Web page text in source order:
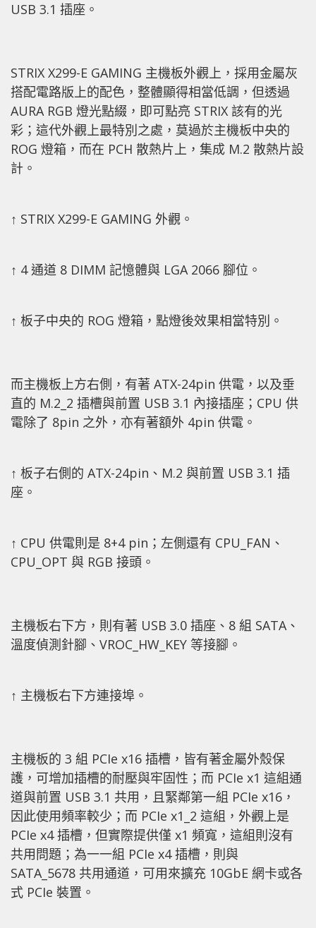
USB 3.1 插座。
STRIX X299-E GAMING 主機板外觀上，採用金屬灰
搭配電路版上的配色，整體顯得相當低調，但透過
AURA RGB 燈光點綴，即可點亮 STRIX 該有的光
彩；這代外觀上最特別之處，莫過於主機板中央的
ROG 燈箱，而在 PCH 散熱片上，集成 M.2 散熱片設
計。
↑ STRIX X299-E GAMING 外觀。
↑ 4 通道 8 DIMM 記憶體與 LGA 2066 腳位。
↑ 板子中央的 ROG 燈箱，點燈後效果相當特別。
而主機板上方右側，有著 ATX-24pin 供電，以及垂
直的 M.2_2 插槽與前置 USB 3.1 內接插座；CPU 供
電除了 8pin 之外，亦有著額外 4pin 供電。
↑ 板子右側的 ATX-24pin、M.2 與前置 USB 3.1 插
座。
↑ CPU 供電則是 8+4 pin；左側還有 CPU_FAN、
CPU_OPT 與 RGB 接頭。
主機板右下方，則有著 USB 3.0 插座、8 組 SATA、
溫度偵測針腳、VROC_HW_KEY 等接腳。
↑ 主機板右下方連接埠。
主機板的 3 組 PCIe x16 插槽，皆有著金屬外殼保
護，可增加插槽的耐壓與牢固性；而 PCIe x1 這組通
道與前置 USB 3.1 共用，且緊鄰第一組 PCIe x16，
因此使用頻率較少；而 PCIe x1_2 這組，外觀上是
PCIe x4 插槽，但實際提供僅 x1 頻寬，這組則沒有
共用問題；為一一組 PCIe x4 插槽，則與
SATA_5678 共用通道，可用來擴充 10GbE 網卡或各
式 PCIe 裝置。